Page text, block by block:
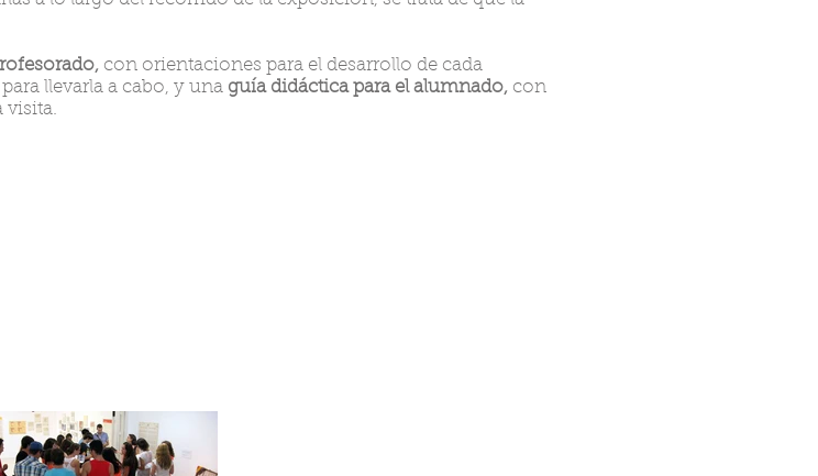
con orientaciones para el desarrollo de cada
llevarla a cabo, y una guía didáctica para el alumnado, con
visita.